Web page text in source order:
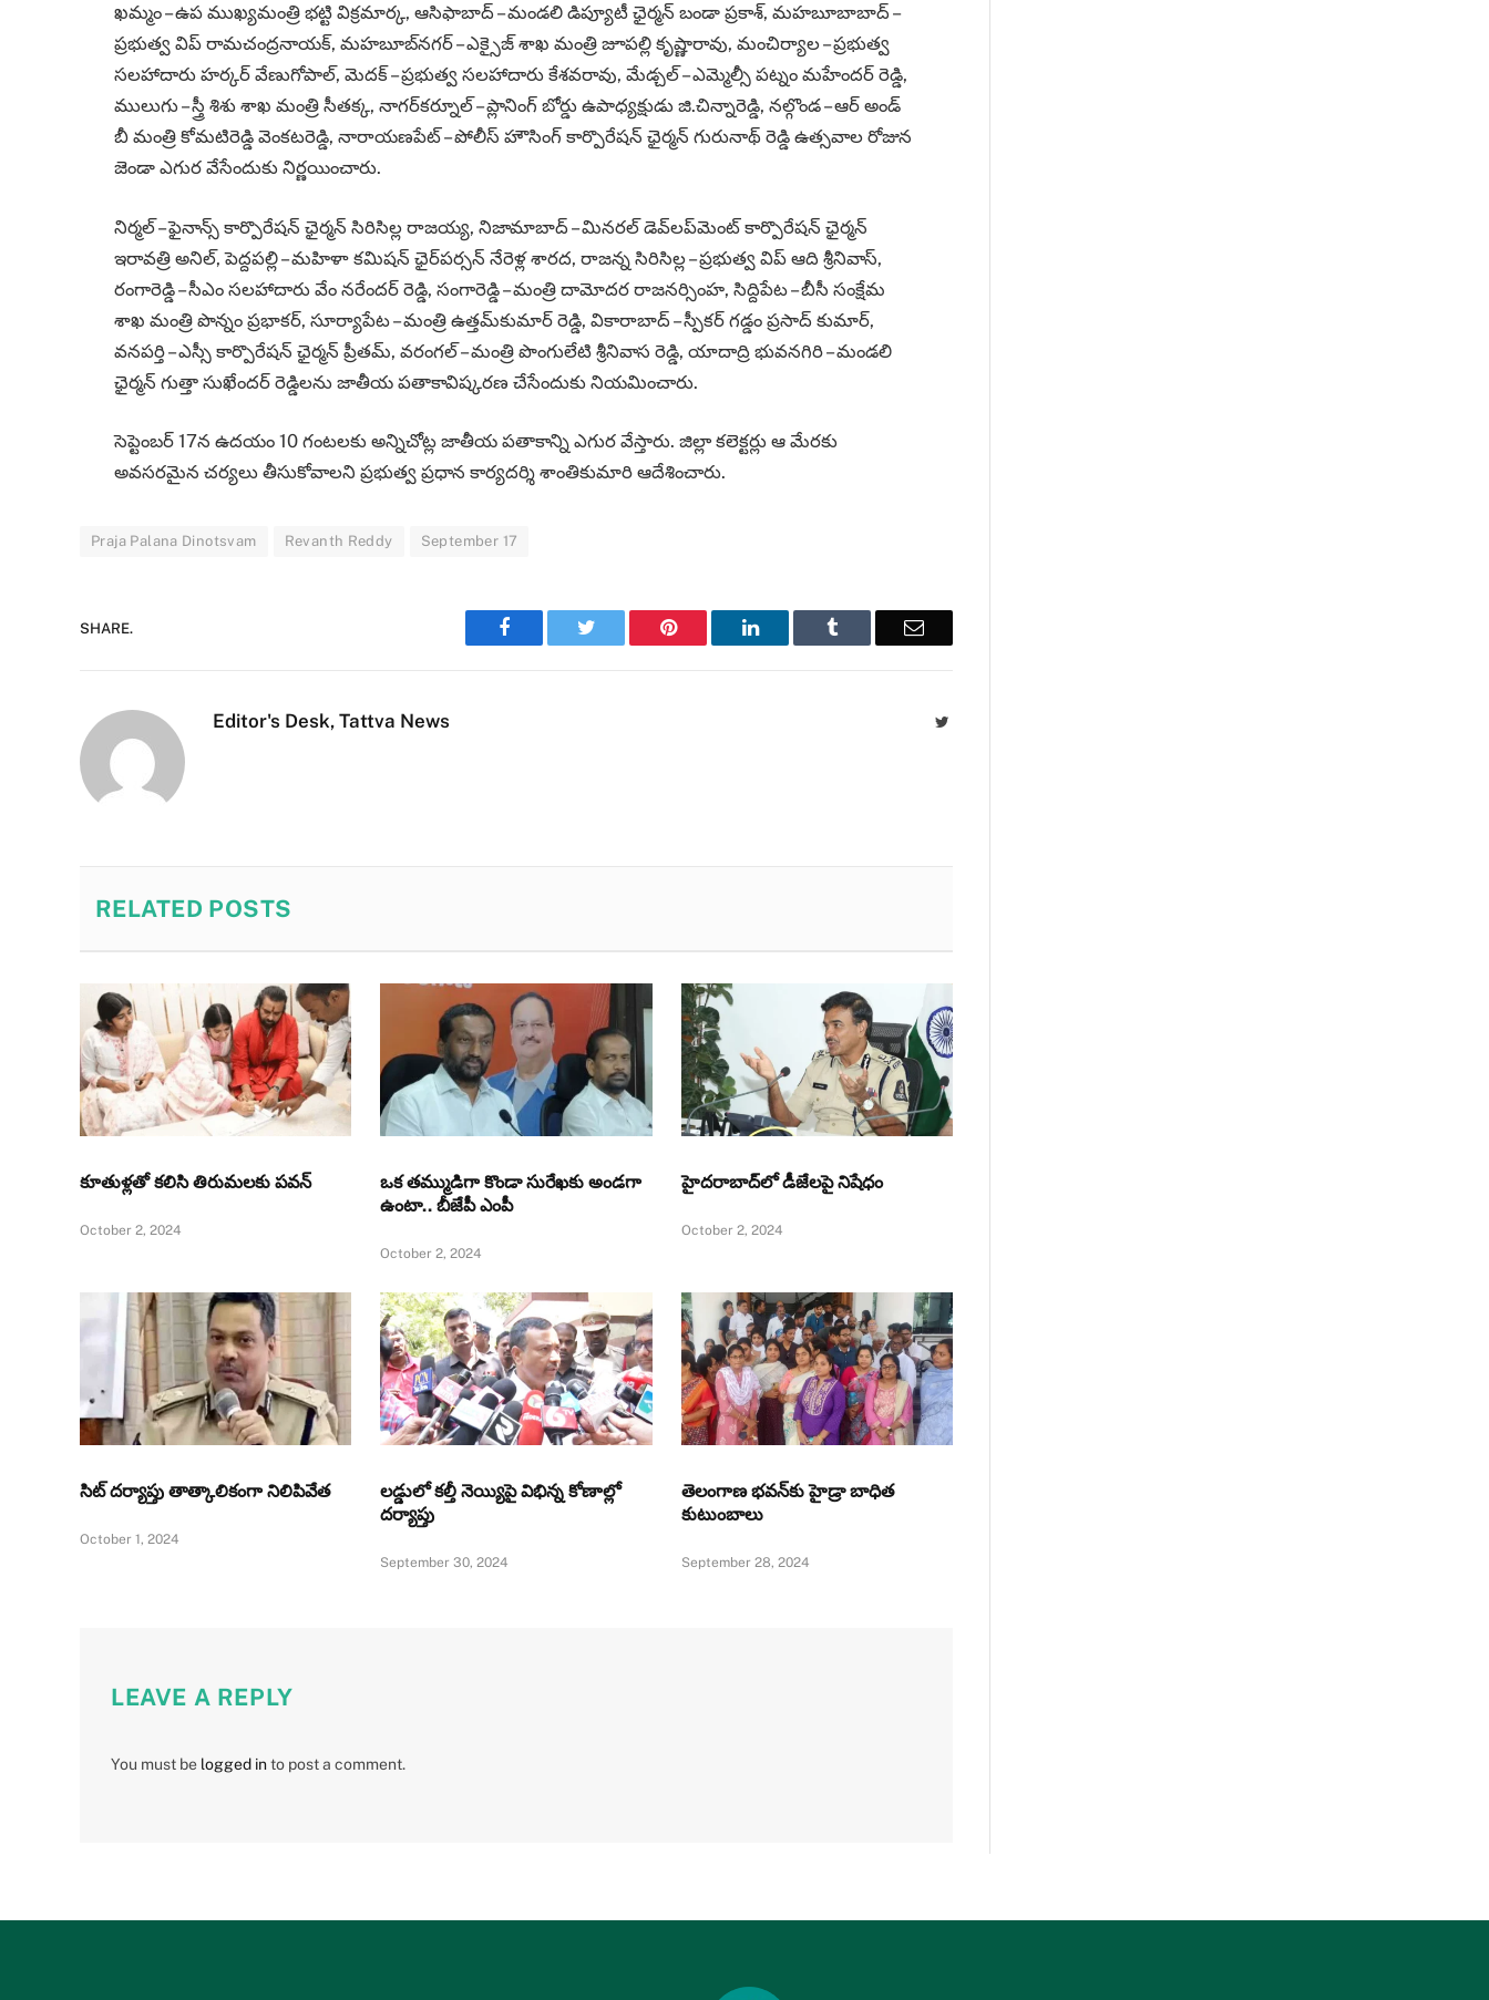
ఖమ్మం – ఉప ముఖ్యమంత్రి భట్టి విక్రమార్క, ఆసిఫాబాద్‌ – మండలి డిప్యూటీ ఛైర్మన్‌ బండా ప్రకాశ్​, మహబూబాబాద్‌ –
ప్రభుత్వ విప్‌ రామచంద్రనాయక్‌, మహబూబ్​నగర్‌ – ఎక్సైజ్ శాఖ మంత్రి జూపల్లి కృష్ణారావు, మంచిర్యాల – ప్రభుత్వ
సలహాదారు హర్కర్‌ వేణుగోపాల్‌, మెదక్‌ – ప్రభుత్వ సలహాదారు కేశవరావు, మేడ్చల్‌ – ఎమ్మెల్సీ పట్నం మహేందర్‌ రెడ్డి,
ములుగు – స్త్రీ శిశు శాఖ మంత్రి సీతక్క, నాగర్‌కర్నూల్‌ – ప్లానింగ్‌ బోర్డు ఉపాధ్యక్షుడు జి.చిన్నారెడ్డి, నల్గొండ – ఆర్ అండ్
బీ మంత్రి కోమటిరెడ్డి వెంకటరెడ్డి, నారాయణపేట్‌ – పోలీస్ హౌసింగ్‌ కార్పొరేషన్‌ ఛైర్మన్‌ గురునాథ్‌ రెడ్డి ఉత్సవాల రోజున
జెండా ఎగుర వేసేందుకు నిర్ణయించారు.
నిర్మల్‌ – ఫైనాన్స్‌ కార్పొరేషన్‌ ఛైర్మన్‌ సిరిసిల్ల రాజయ్య, నిజామాబాద్‌ – మినరల్‌ డెవ్‌లప్‌మెంట్‌ కార్పొరేషన్‌ ఛైర్మన్‌
ఇరావత్రి అనిల్, పెద్దపల్లి – మహిళా కమిషన్‌ ఛైర్​పర్సన్‌ నేరెళ్ల శారద, రాజన్న సిరిసిల్ల – ప్రభుత్వ విప్‌ ఆది శ్రీనివాస్‌,
రంగారెడ్డి – సీఎం సలహాదారు వేం నరేందర్​ రెడ్డి, సంగారెడ్డి – మంత్రి దామోదర రాజనర్సింహ, సిద్దిపేట – బీసీ సంక్షేమ
శాఖ మంత్రి పొన్నం ప్రభాకర్‌, సూర్యాపేట – మంత్రి ఉత్తమ్‌కుమార్‌ రెడ్డి, వికారాబాద్‌ – స్పీకర్‌ గడ్డం ప్రసాద్‌ కుమార్‌,
వనపర్తి – ఎస్సీ కార్పొరేషన్‌ ఛైర్మన్‌ ప్రీతమ్‌, వరంగల్‌ – మంత్రి పొంగులేటి శ్రీనివాస రెడ్డి, యాదాద్రి భువనగిరి – మండలి
ఛైర్మన్‌ గుత్తా సుఖేందర్‌ రెడ్డిలను జాతీయ పతాకావిష్కరణ చేసేందుకు నియమించారు.
సెప్టెంబర్​ 17న ఉదయం 10 గంటలకు అన్నిచోట్ల జాతీయ పతాకాన్ని ఎగుర వేస్తారు. జిల్లా కలెక్టర్లు ఆ మేరకు
అవసరమైన చర్యలు తీసుకోవాలని ప్రభుత్వ ప్రధాన కార్యదర్శి శాంతికుమారి ఆదేశించారు.
Praja Palana Dinotsvam Revanth Reddy September 17
SHARE. Facebook Twitter Pinterest LinkedIn Tumblr Email
Editor's Desk, Tattva News Twitter
RELATED POSTS
కూతుళ్ల‌తో క‌లిసి తిరుమ‌లకు పవన్‌
October 2, 2024
ఒక తమ్ముడిగా కొండా సురేఖకు అండగా
ఉంటా.. బీజేపీ ఎంపీ
October 2, 2024
హైదరాబాద్‌లో డీజేలపై నిషేధం
October 2, 2024
సిట్‌ దర్యాప్తు తాత్కాలికంగా నిలిపివేత
October 1, 2024
లడ్డులో కల్తీ నెయ్యిపై విభిన్న కోణాల్లో
దర్యాప్తు
September 30, 2024
తెలంగాణ భవన్‌కు హైడ్రా బాధిత
కుటుంబాలు
September 28, 2024
LEAVE A REPLY
You must be logged into post a comment.